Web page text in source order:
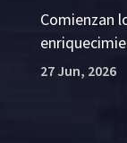
Comienzan
27 Jun, 2026